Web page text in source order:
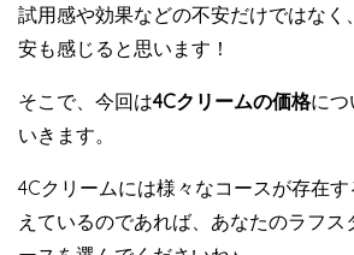
試用感や効果などの不安だけではなく
安も感じると思います！
そこで、今回は4Cクリームの価格につ
いきます。
4Cクリームには様々なコースが存在
えているのであれば、あなたのラフス